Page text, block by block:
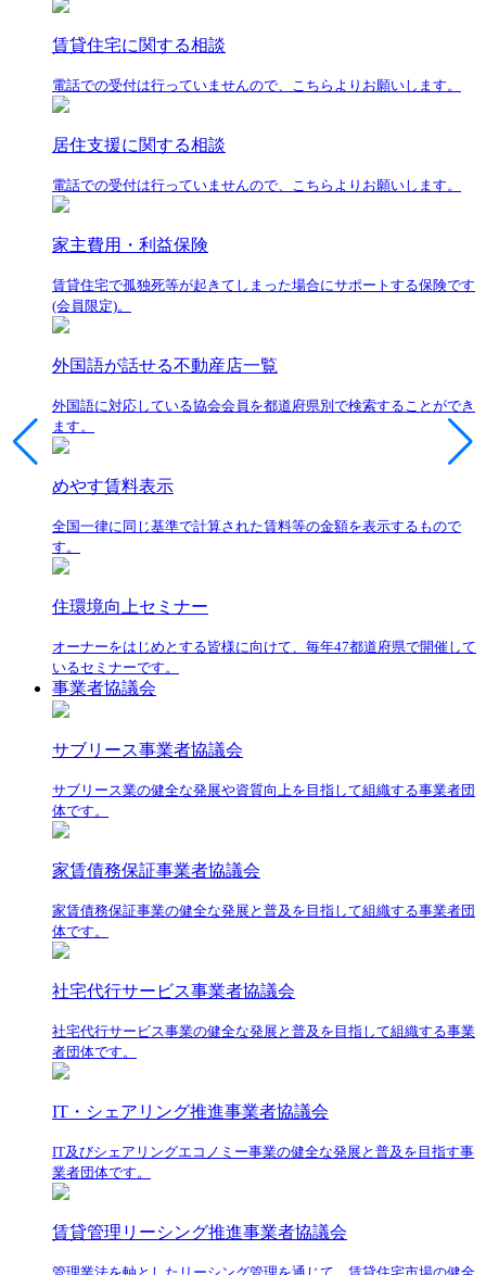
賃貸住宅に関する相談
電話での受付は行っていませんので、こちらよりお願いします。
居住支援に関する相談
電話での受付は行っていませんので、こちらよりお願いします。
家主費用・利益保険
賃貸住宅で孤独死等が起きてしまった場合にサポートする保険です
(会員限定)。
外国語が話せる不動産店一覧
外国語に対応している協会会員を都道府県別で検索することができ
ます。
めやす賃料表示
全国一律に同じ基準で計算された賃料等の金額を表示するもので
す。
住環境向上セミナー
オーナーをはじめとする皆様に向けて、毎年47都道府県で開催して
いるセミナーです。
事業者協議会
サブリース事業者協議会
サブリース業の健全な発展や資質向上を目指して組織する事業者団
体です。
家賃債務保証事業者協議会
家賃債務保証事業の健全な発展と普及を目指して組織する事業者団
体です。
社宅代行サービス事業者協議会
社宅代行サービス事業の健全な発展と普及を目指して組織する事業
者団体です。
IT・シェアリング推進事業者協議会
IT及びシェアリングエコノミー事業の健全な発展と普及を目指す事
業者団体です。
賃貸管理リーシング推進事業者協議会